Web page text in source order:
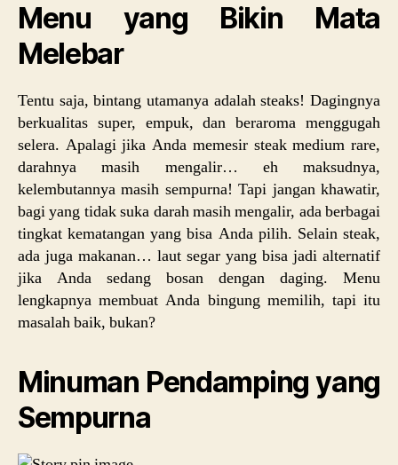
Menu yang Bikin Mata
Melebar
Tentu saja, bintang utamanya adalah steaks! Dagingnya
berkualitas super, empuk, dan beraroma menggugah
selera. Apalagi jika Anda memesir steak medium rare,
darahnya masih mengalir… eh maksudnya,
kelembutannya masih sempurna! Tapi jangan khawatir,
bagi yang tidak suka darah masih mengalir, ada berbagai
tingkat kematangan yang bisa Anda pilih. Selain steak,
ada juga makanan… laut segar yang bisa jadi alternatif
jika Anda sedang bosan dengan daging. Menu
lengkapnya membuat Anda bingung memilih, tapi itu
masalah baik, bukan?
Minuman Pendamping yang
Sempurna